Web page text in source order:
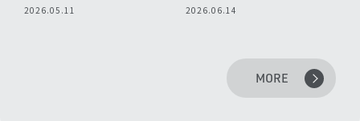
2026.05.11 2026.06.14
MORE